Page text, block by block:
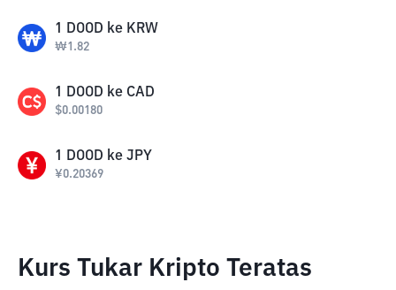
1 DOOD ke KRW
₩1.82
1 DOOD ke CAD
$0.00180
1 DOOD ke JPY
¥0.20369
Kurs Tukar Kripto Teratas